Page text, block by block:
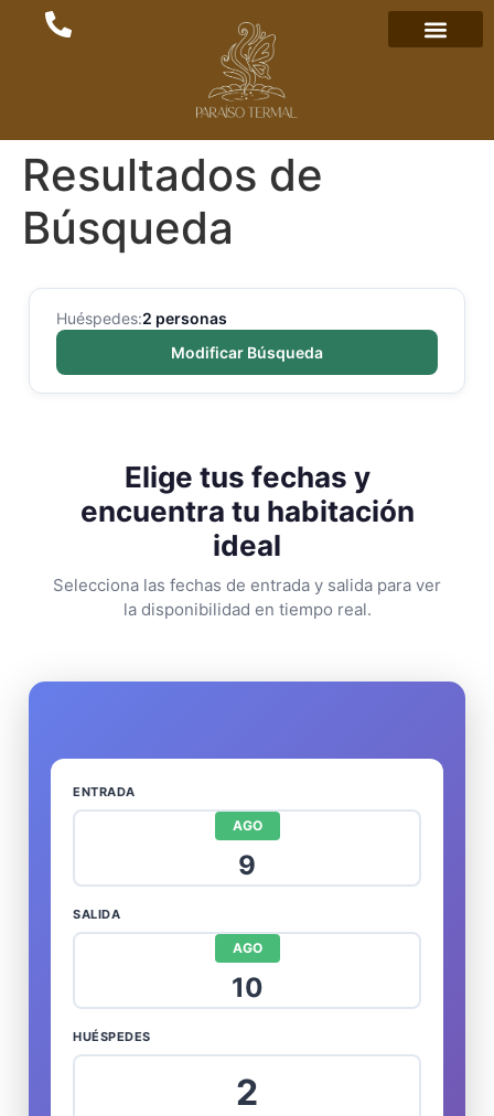
Resultados de
Búsqueda
Huéspedes:2 personas
Modificar Búsqueda
Elige tus fechas y
encuentra tu habitación
ideal
Selecciona las fechas de entrada y salida para ver
la disponibilidad en tiempo real.
ENTRADA
AGO
9
SALIDA
AGO
10
HUÉSPEDES
2